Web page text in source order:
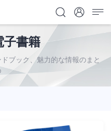
子書籍
ブック、魅力的な情報のまと